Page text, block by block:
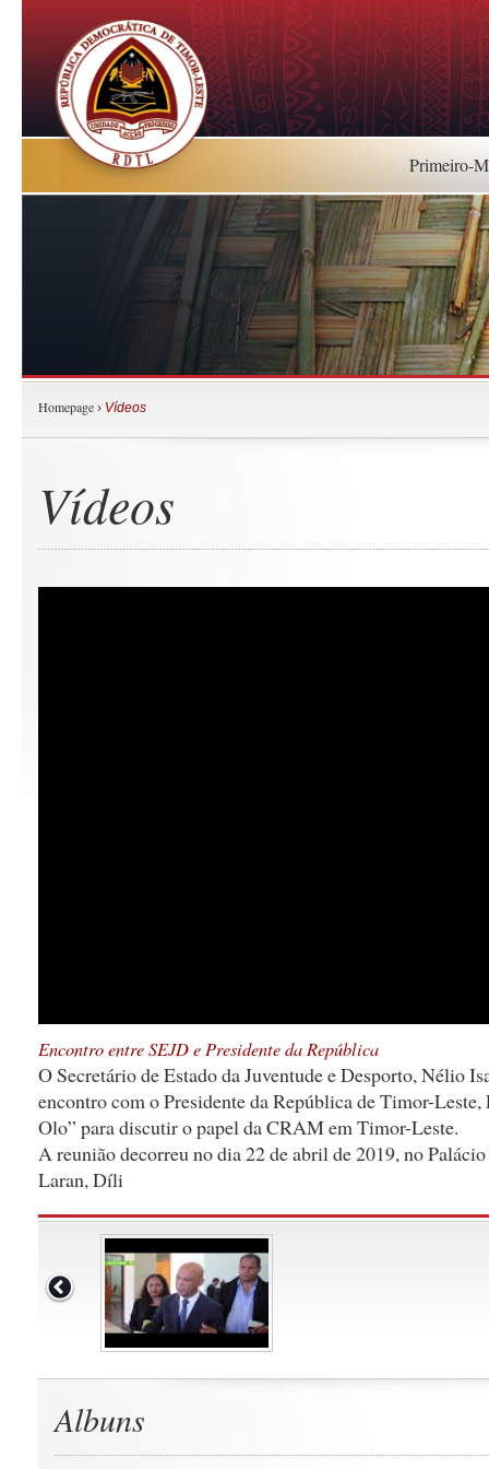
Primeiro-
Homepage › Vídeos
Vídeos
Encontro entre SEJD e Presidente da República
O Secretário de Estado da Juventude e Desporto, Nélio
encontro com o Presidente da República de Timor-
Olo” para discutir o papel da CRAM em Timor-Leste.
A reunião decorreu no dia 22 de abril de 2019, no
Laran, Díli
Albuns